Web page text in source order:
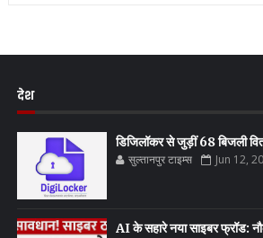
देश
डिजिलॉकर से जुड़ीं 68 बिजली
सुल्तानपुर टाइम्स Jun 12,
AI के सहारे नया साइबर फ्रॉड: